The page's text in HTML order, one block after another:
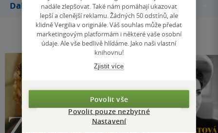
Další knihy autora
nadále zlepšovat. Také nám pomáhají ukazovat
lepší a cílenější reklamu. Žádných 50 odstínů, ale
klidně Vergilia v originále. Váš souhlas může předat
marketingovým platformám i některé vaše osobní
údaje. Ale vše bedlivě hlídáme. Jako naši vlastní
knihovnu!
Zjistit více
Povolit vše
Povolit pouze nezbytné
Nastavení